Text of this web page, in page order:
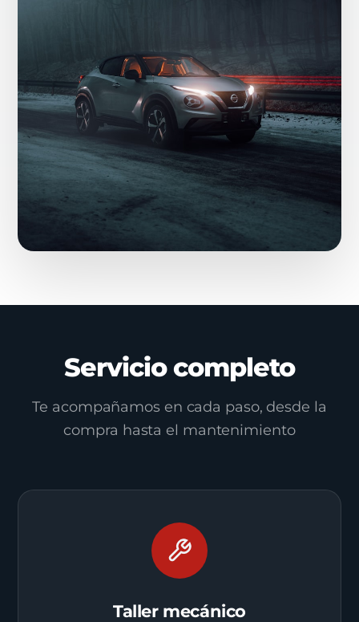
Servicio completo
Te acompañamos en cada paso, desde la
compra hasta el mantenimiento
Taller mecánico